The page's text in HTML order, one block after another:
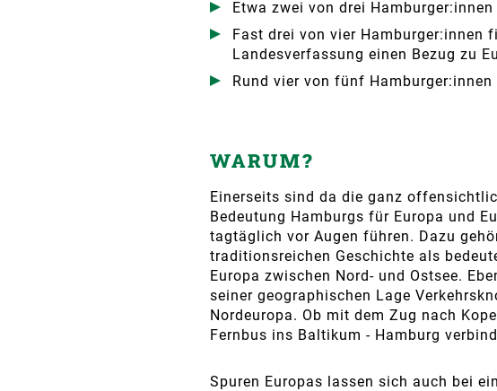
Etwa zwei von drei
Fast drei von vier Hamburger:innen
Landesverfassung einen Bezug zu
Rund vier von fünf
WARUM?
Einerseits sind da die ganz
Bedeutung Hamburgs für Europa und
tagtäglich vor Augen führen. Dazu
traditionsreichen Geschichte als
Europa zwischen Nord- und Ostsee.
seiner geographischen Lage
Nordeuropa. Ob mit dem Zug nach
Fernbus ins Baltikum - Hamburg
Spuren Europas lassen sich auch bei